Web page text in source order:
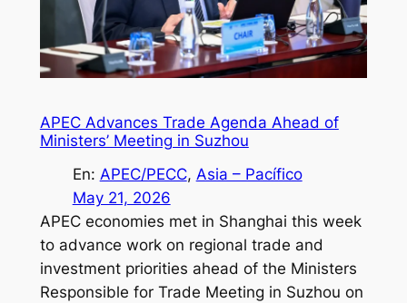
APEC Advances Trade Agenda Ahead of
Ministers’ Meeting in Suzhou
En: APEC/PECC, Asia – Pacífico
May 21, 2026
APEC economies met in Shanghai this week
to advance work on regional trade and
investment priorities ahead of the Ministers
Responsible for Trade Meeting in Suzhou on